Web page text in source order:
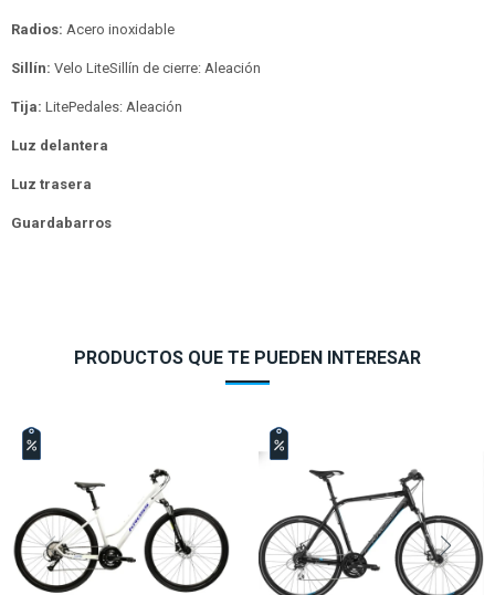
Radios: Acero inoxidable
Sillín: Velo LiteSillín de cierre: Aleación
Tija: LitePedales: Aleación
Luz delantera
Luz trasera
Guardabarros
PRODUCTOS QUE TE PUEDEN INTERESAR